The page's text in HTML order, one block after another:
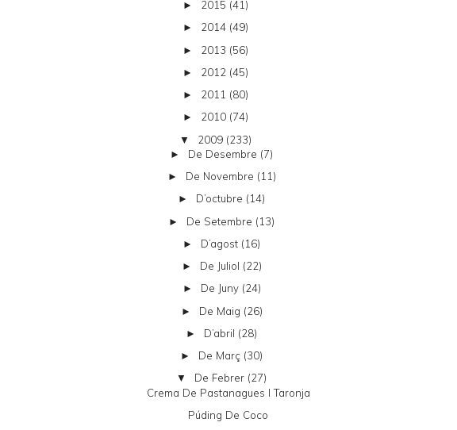
► 2015 (41)
► 2014 (49)
► 2013 (56)
► 2012 (45)
► 2011 (80)
► 2010 (74)
▼ 2009 (233)
► De Desembre (7)
► De Novembre (11)
► D’octubre (14)
► De Setembre (13)
► D’agost (16)
► De Juliol (22)
► De Juny (24)
► De Maig (26)
► D’abril (28)
► De Març (30)
▼ De Febrer (27)
Crema De Pastanagues I Taronja
Púding De Coco